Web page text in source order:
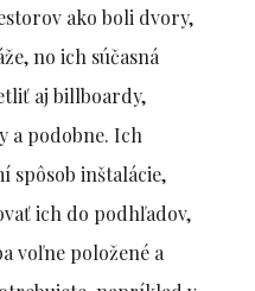
ako boli dvory,
no ich súčasná
aj billboardy,
a podobne. Ich
spôsob inštalácie,
ich do podhľadov,
voľne položené a